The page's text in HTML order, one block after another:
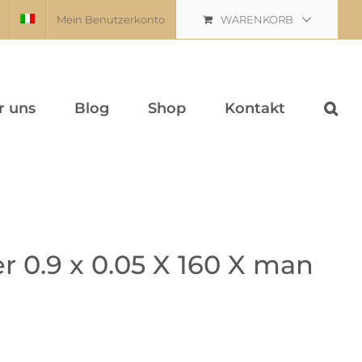
Mein Benutzerkonto WARENKORB
uns Blog Shop Kontakt
0.9 x 0.05 X 160 X man